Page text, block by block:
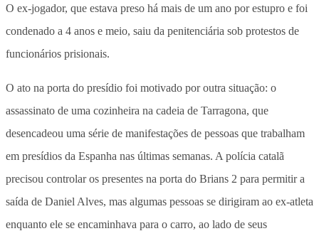
O ex-jogador, que estava preso há mais de um ano por estupro e foi
condenado a 4 anos e meio, saiu da penitenciária sob protestos de
funcionários prisionais.
O ato na porta do presídio foi motivado por outra situação: o
assassinato de uma cozinheira na cadeia de Tarragona, que
desencadeou uma série de manifestações de pessoas que trabalham
em presídios da Espanha nas últimas semanas. A polícia catalã
precisou controlar os presentes na porta do Brians 2 para permitir a
saída de Daniel Alves, mas algumas pessoas se dirigiram ao ex-atleta
enquanto ele se encaminhava para o carro, ao lado de seus